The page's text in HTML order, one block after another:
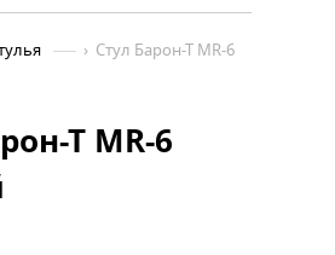
› Стул Барон-Т MR-6
Т MR-6